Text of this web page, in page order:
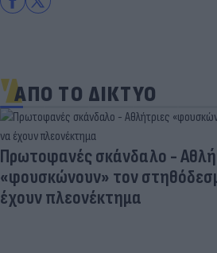
ΑΠΟ ΤΟ ΔΙΚΤΥΟ
Πρωτοφανές σκάνδαλο -
«φουσκώνουν» τον
έχουν πλεονέκτημα